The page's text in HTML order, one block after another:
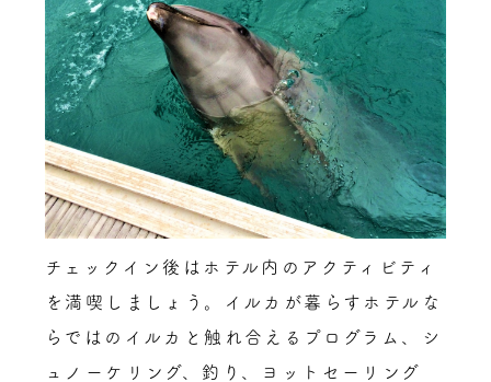
チェックイン後はホテル内のアクティビティ
を満喫しましょう。イルカが暮らすホテルな
らではのイルカと触れ合えるプログラム、シ
ュノーケリング、釣り、ヨットセーリング